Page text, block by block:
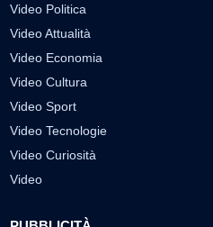
Video Politica
Video Attualità
Video Economia
Video Cultura
Video Sport
Video Tecnologie
Video Curiosità
Video